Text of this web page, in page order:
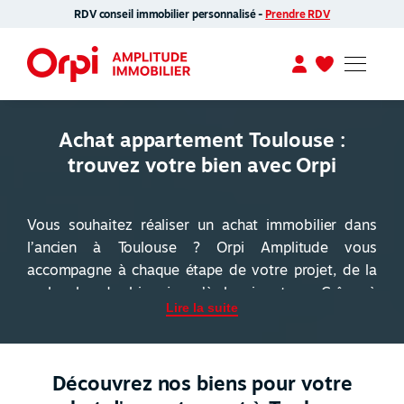
RDV conseil immobilier personnalisé - Prendre RDV
Achat appartement Toulouse :
trouvez votre bien avec Orpi
Vous souhaitez réaliser un achat immobilier dans
l’ancien à Toulouse ? Orpi Amplitude vous
accompagne à chaque étape de votre projet, de la
recherche du bien jusqu’à la signature. Grâce à
notre connaissance du marché toulousain et à la
votre budget et votre projet de vie. Notre équipe
Lire la suite
Découvrez nos biens pour votre